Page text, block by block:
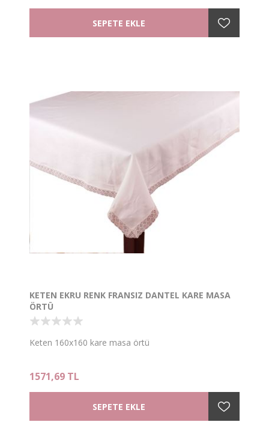
KETEN EKRU RENK FRANSIZ DANTEL KARE MASA
ÖRTÜ
Keten 160x160 kare masa örtü
1571,69 TL